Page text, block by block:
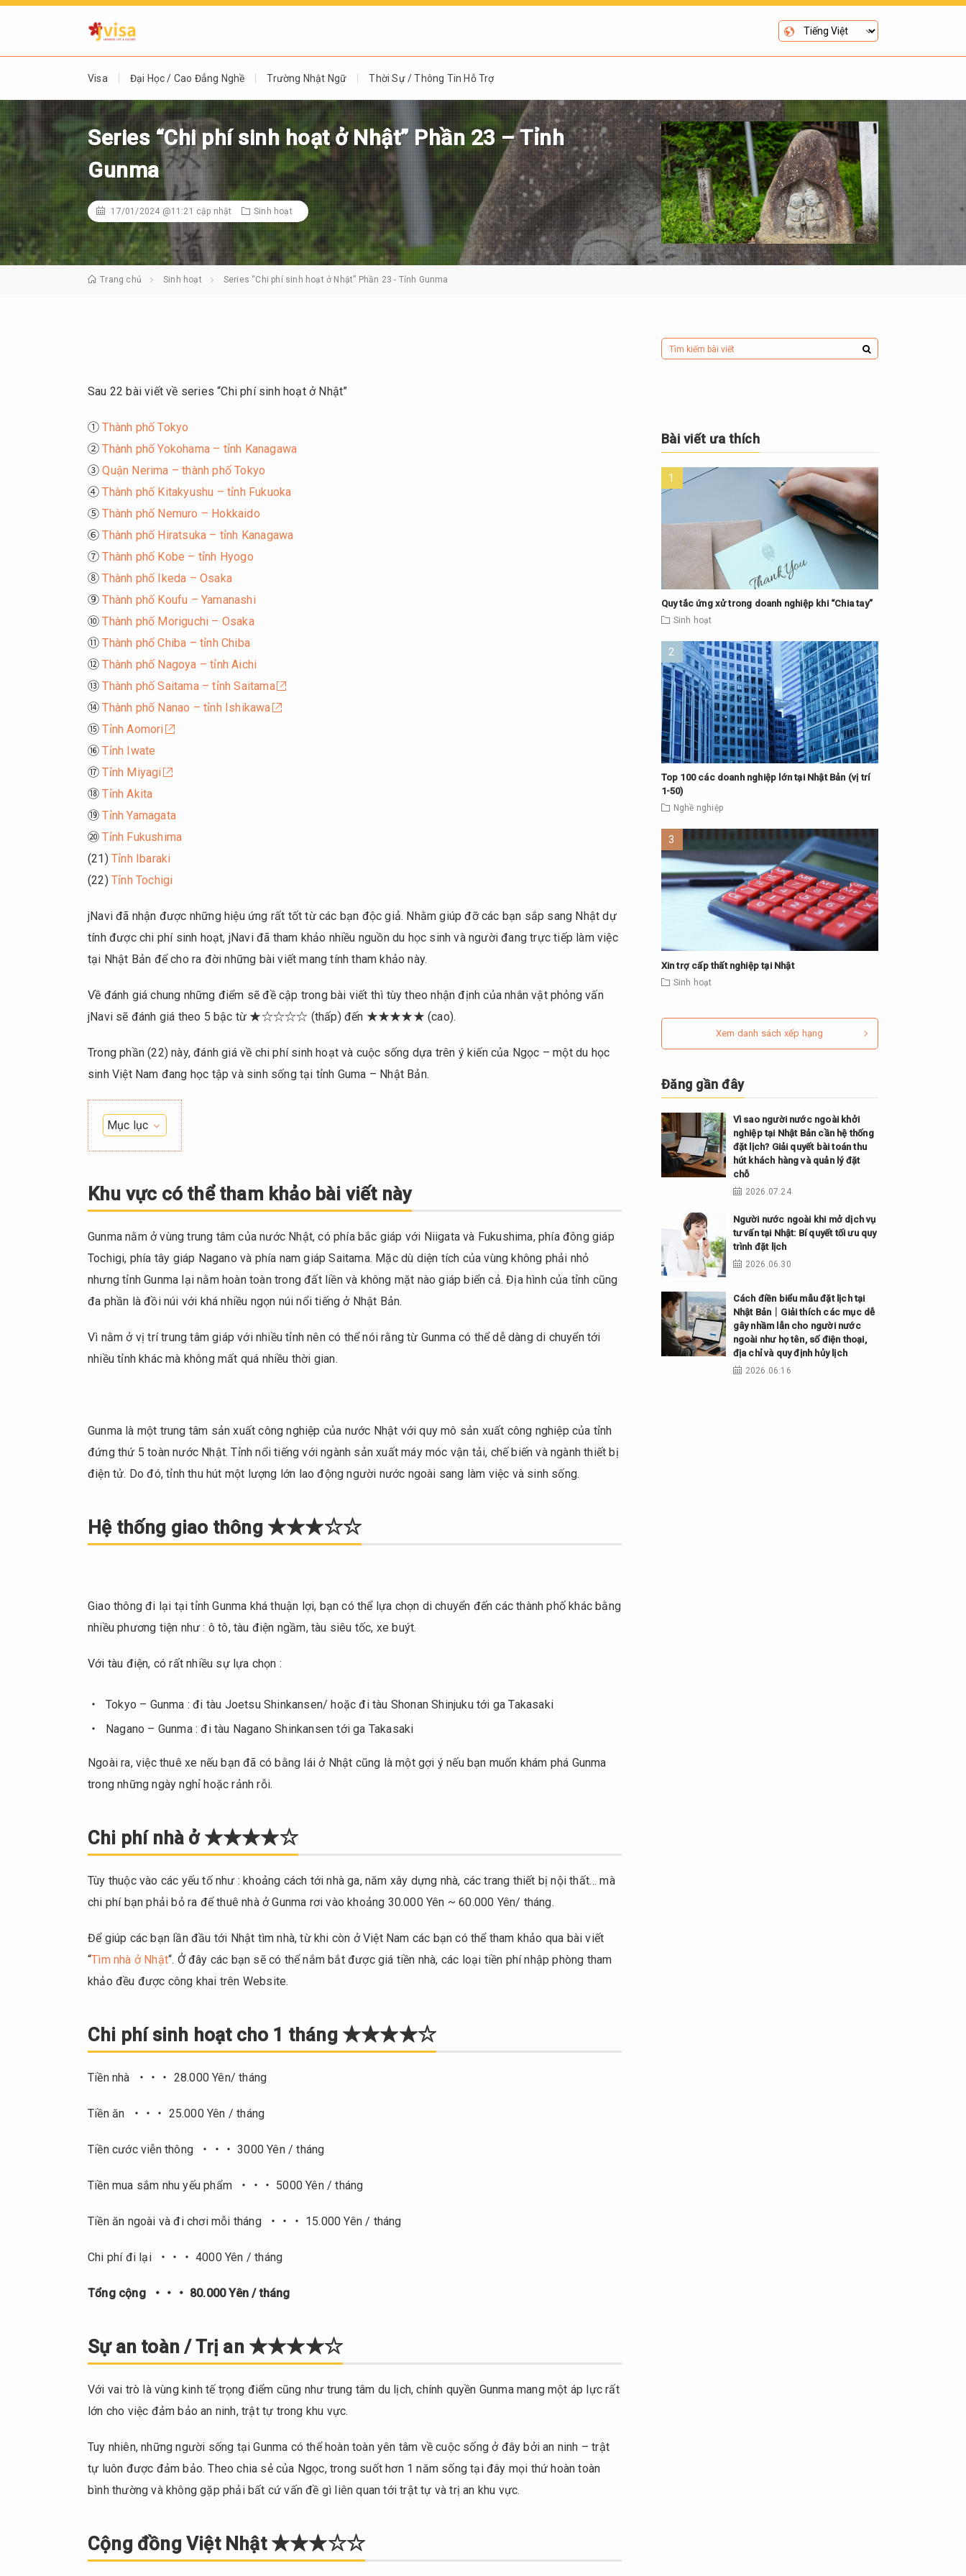
Visa Đại Học / Cao Đẳng Nghề Trường Nhật Ngữ Thời Sự / Thông Tin Hỗ Trợ
Series “Chi phí sinh hoạt ở Nhật” Phần 23 – Tỉnh
Gunma
17/01/2024 @11:21 cập nhật Sinh hoạt
Trang chủ Sinh hoạt Series “Chi phí sinh hoạt ở Nhật” Phần 23 - Tỉnh Gunma
Sau 22 bài viết về series “Chi phí sinh hoạt ở Nhật”
①Thành phố Tokyo
②Thành phố Yokohama – tỉnh Kanagawa
③Quận Nerima – thành phố Tokyo
④Thành phố Kitakyushu – tỉnh Fukuoka
⑤Thành phố Nemuro – Hokkaido
⑥Thành phố Hiratsuka – tỉnh Kanagawa
⑦Thành phố Kobe – tỉnh Hyogo
⑧Thành phố Ikeda – Osaka
⑨Thành phố Koufu – Yamanashi
⑩Thành phố Moriguchi – Osaka
⑪Thành phố Chiba – tỉnh Chiba
⑫Thành phố Nagoya – tỉnh Aichi
⑬Thành phố Saitama – tỉnh Saitama
⑭Thành phố Nanao – tỉnh Ishikawa
⑮Tỉnh Aomori
⑯Tỉnh Iwate
⑰Tỉnh Miyagi
⑱Tỉnh Akita
⑲Tỉnh Yamagata
⑳Tỉnh Fukushima
(21) Tỉnh Ibaraki
(22) Tỉnh Tochigi
jNavi đã nhận được những hiệu ứng rất tốt từ các bạn độc giả. Nhằm giúp đỡ các bạn sắp sang Nhật dự
tính được chi phí sinh hoạt, jNavi đã tham khảo nhiều nguồn du học sinh và người đang trực tiếp làm việc
tại Nhật Bản để cho ra đời những bài viết mang tính tham khảo này.
Về đánh giá chung những điểm sẽ đề cập trong bài viết thì tùy theo nhận định của nhân vật phỏng vấn
jNavi sẽ đánh giá theo 5 bậc từ ★☆☆☆☆ (thấp) đến ★★★★★ (cao).
Trong phần (22) này, đánh giá về chi phí sinh hoạt và cuộc sống dựa trên ý kiến của Ngọc – một du học
sinh Việt Nam đang học tập và sinh sống tại tỉnh Guma – Nhật Bản.
Mục lục
1.
vực
có
tham
khảo
này
2.
Hệ
thống giao
nhà ở
★★★★☆
4.
Chi phí
tháng
★★★★☆
an ★★★★☆
6.
Cộng
Nhật
7.
Ngày
trí
Hỗ trợ
từ phía
quyền địa
phương
Tổng
Khu vực có thể tham khảo bài viết này
Gunma nằm ở vùng trung tâm của nước Nhật, có phía bắc giáp với Niigata và Fukushima, phía đông giáp
Tochigi, phía tây giáp Nagano và phía nam giáp Saitama. Mặc dù diện tích của vùng không phải nhỏ
nhưng tỉnh Gunma lại nằm hoàn toàn trong đất liền và không mặt nào giáp biển cả. Địa hình của tỉnh cũng
đa phần là đồi núi với khá nhiều ngọn núi nổi tiếng ở Nhật Bản.
Vì nằm ở vị trí trung tâm giáp với nhiều tỉnh nên có thể nói rằng từ Gunma có thể dễ dàng di chuyển tới
nhiều tỉnh khác mà không mất quá nhiều thời gian.
Gunma là một trung tâm sản xuất công nghiệp của nước Nhật với quy mô sản xuất công nghiệp của tỉnh
đứng thứ 5 toàn nước Nhật. Tỉnh nổi tiếng với ngành sản xuất máy móc vận tải, chế biến và ngành thiết bị
điện tử. Do đó, tỉnh thu hút một lượng lớn lao động người nước ngoài sang làm việc và sinh sống.
Hệ thống giao thông ★★★☆☆
Giao thông đi lại tại tỉnh Gunma khá thuận lợi, bạn có thể lựa chọn di chuyển đến các thành phố khác bằng
nhiều phương tiện như : ô tô, tàu điện ngầm, tàu siêu tốc, xe buýt.
Với tàu điện, có rất nhiều sự lựa chọn :
Tokyo – Gunma : đi tàu Joetsu Shinkansen/ hoặc đi tàu Shonan Shinjuku tới ga Takasaki
Nagano – Gunma : đi tàu Nagano Shinkansen tới ga Takasaki
Ngoài ra, việc thuê xe nếu bạn đã có bằng lái ở Nhật cũng là một gợi ý nếu bạn muốn khám phá Gunma
trong những ngày nghỉ hoặc rảnh rỗi.
Chi phí nhà ở ★★★★☆
Tùy thuộc vào các yếu tố như : khoảng cách tới nhà ga, năm xây dựng nhà, các trang thiết bị nội thất… mà
chi phí bạn phải bỏ ra để thuê nhà ở Gunma rơi vào khoảng 30.000 Yên ~ 60.000 Yên/ tháng.
Để giúp các bạn lần đầu tới Nhật tìm nhà, từ khi còn ở Việt Nam các bạn có thể tham khảo qua bài viết
“Tìm nhà ở Nhật“. Ở đây các bạn sẽ có thể nắm bắt được giá tiền nhà, các loại tiền phí nhập phòng tham
khảo đều được công khai trên Website.
Chi phí sinh hoạt cho 1 tháng ★★★★☆
Tiền nhà ・・・ 28.000 Yên/ tháng
Tiền ăn ・・・ 25.000 Yên / tháng
Tiền cước viễn thông ・・・ 3000 Yên / tháng
Tiền mua sắm nhu yếu phẩm ・・・ 5000 Yên / tháng
Tiền ăn ngoài và đi chơi mỗi tháng ・・・ 15.000 Yên / tháng
Chi phí đi lại ・・・ 4000 Yên / tháng
Tổng cộng ・・・ 80.000 Yên / tháng
Sự an toàn / Trị an ★★★★☆
Với vai trò là vùng kinh tế trọng điểm cũng như trung tâm du lịch, chính quyền Gunma mang một áp lực rất
lớn cho việc đảm bảo an ninh, trật tự trong khu vực.
Tuy nhiên, những người sống tại Gunma có thể hoàn toàn yên tâm về cuộc sống ở đây bởi an ninh – trật
tự luôn được đảm bảo. Theo chia sẻ của Ngọc, trong suốt hơn 1 năm sống tại đây mọi thứ hoàn toàn
bình thường và không gặp phải bất cứ vấn đề gì liên quan tới trật tự và trị an khu vực.
Cộng đồng Việt Nhật ★★★☆☆
Bài viết ưa thích
Quy tắc ứng xử trong doanh nghiệp khi “Chia tay”
Sinh hoạt
Top 100 các doanh nghiệp lớn tại Nhật Bản (vị trí
1-50)
Nghề nghiệp
Xin trợ cấp thất nghiệp tại Nhật
Sinh hoạt
Xem danh sách xếp hạng
Đăng gần đây
Vì sao người nước ngoài khởi
nghiệp tại Nhật Bản cần hệ thống
đặt lịch? Giải quyết bài toán thu
hút khách hàng và quản lý đặt
chỗ
2026.07.24
Người nước ngoài khi mở dịch vụ
tư vấn tại Nhật: Bí quyết tối ưu quy
trình đặt lịch
2026.06.30
Cách điền biểu mẫu đặt lịch tại
Nhật Bản｜Giải thích các mục dễ
gây nhầm lẫn cho người nước
ngoài như họ tên, số điện thoại,
địa chỉ và quy định hủy lịch
2026.06.16